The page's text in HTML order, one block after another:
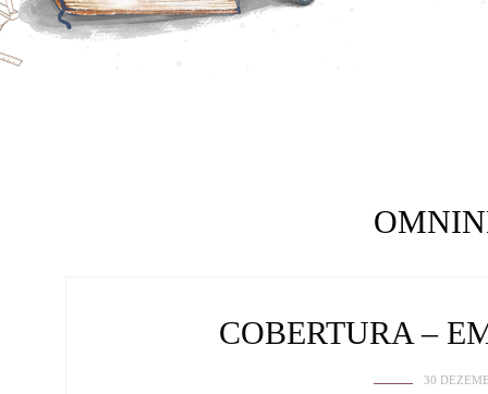
COBERTURA –
30